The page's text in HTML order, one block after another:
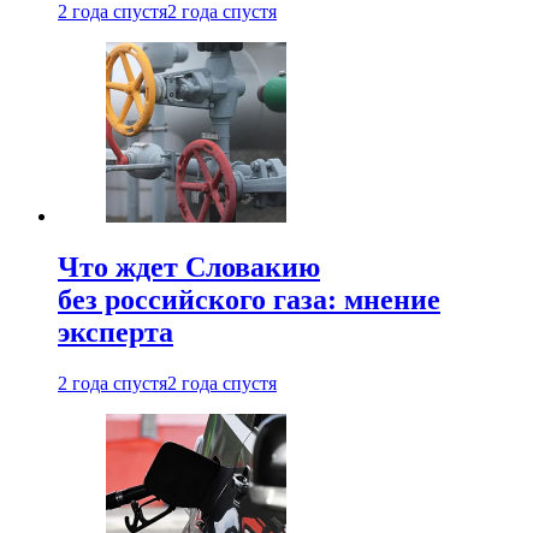
2 года спустя2 года спустя
Что ждет Словакию
без российского газа: мнение
эксперта
2 года спустя2 года спустя